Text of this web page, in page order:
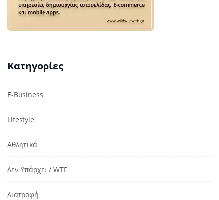
Κατηγορίες
E-Business
Lifestyle
Αθλητικά
Δεν Υπάρχει / WTF
Διατροφή